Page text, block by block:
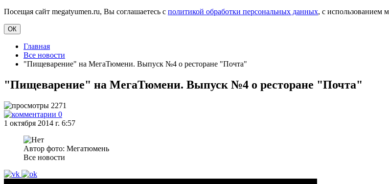
Посещая сайт megatyumen.ru, Вы соглашаетесь с политикой обработки персональных данных, с использованием
ОК
Главная
Все новости
"Пищеварение" на МегаТюмени. Выпуск №4 о ресторане "Почта"
"Пищеварение" на МегаТюмени. Выпуск №4 о ресторане "Почта"
2271
0
1 октября 2014 г. 6:57
Автор фото: Мегатюмень
Все новости